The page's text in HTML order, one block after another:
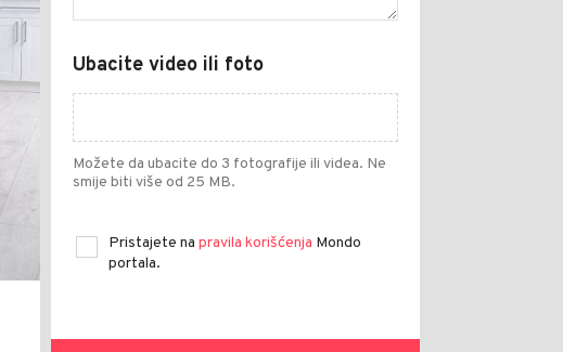
Ubacite video ili foto
Možete da ubacite do 3 fotografije ili videa. Ne
smije biti više od 25 MB.
Pristajete na pravila korišćenja Mondo
portala.